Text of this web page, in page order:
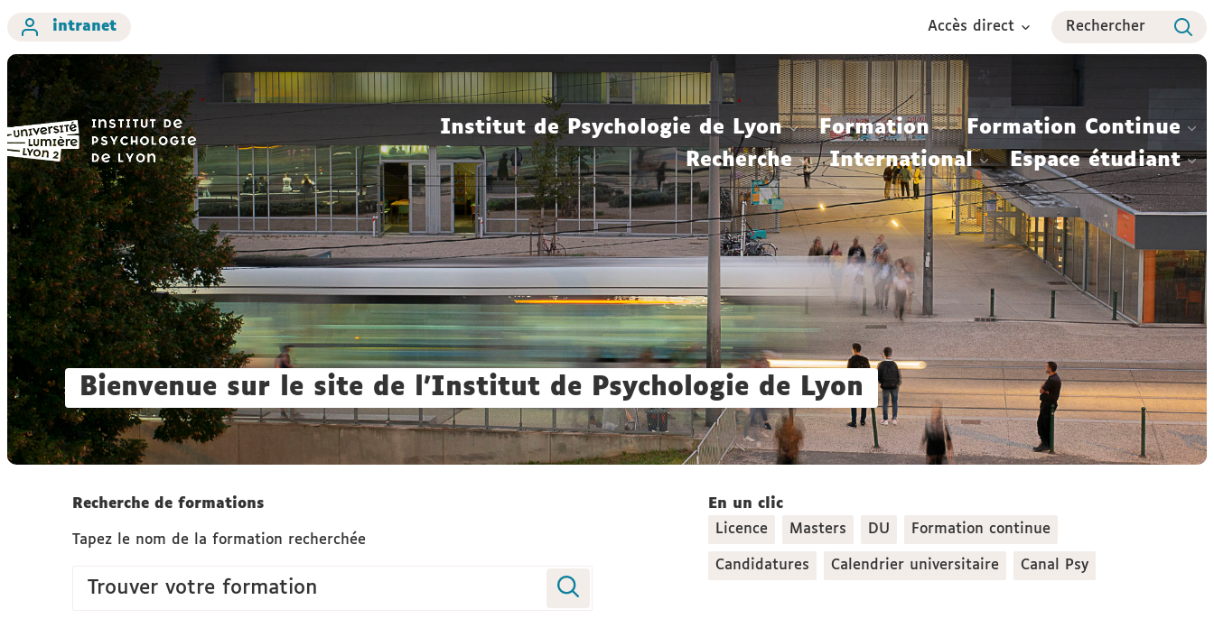
contenu
intranet
Accès direct Rechercher
Institut de Psychologie de Lyon Formation
Formation Continue
Recherche
International Espace étudiant
Bienvenue sur le site de l'Institut de Psychologie de Lyon
Vous
ici :
Recherche de formations
Tapez le nom de la formation recherchée
Trouver votre formation
En un clic
Licence
Masters DU Formation continue
Candidatures Calendrier universitaire Canal Psy